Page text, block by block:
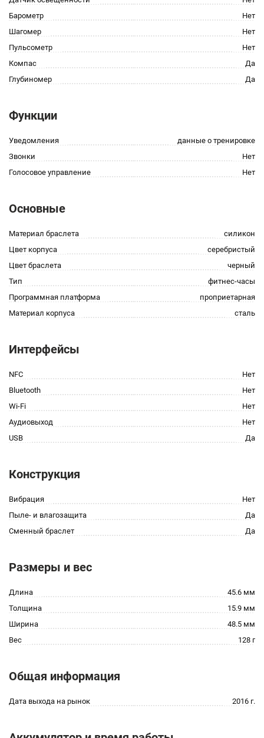
Барометр
Нет
Шагомер
Нет
Пульсометр
Нет
Компас
Да
Глубиномер
Да
Функции
Уведомления
данные о тренировке
Звонки
Нет
Голосовое управление
Нет
Основные
Материал браслета
силикон
Цвет корпуса
серебристый
Цвет браслета
черный
Тип
фитнес-часы
Программная платформа
проприетарная
Материал корпуса
сталь
Интерфейсы
NFC
Нет
Bluetooth
Нет
Wi-Fi
Нет
Аудиовыход
Нет
USB
Да
Конструкция
Вибрация
Нет
Пыле- и влагозащита
Да
Сменный браслет
Да
Размеры и вес
Длина
45.6 мм
Толщина
15.9 мм
Ширина
48.5 мм
Вес
128 г
Общая информация
Дата выхода на рынок 2016 г.